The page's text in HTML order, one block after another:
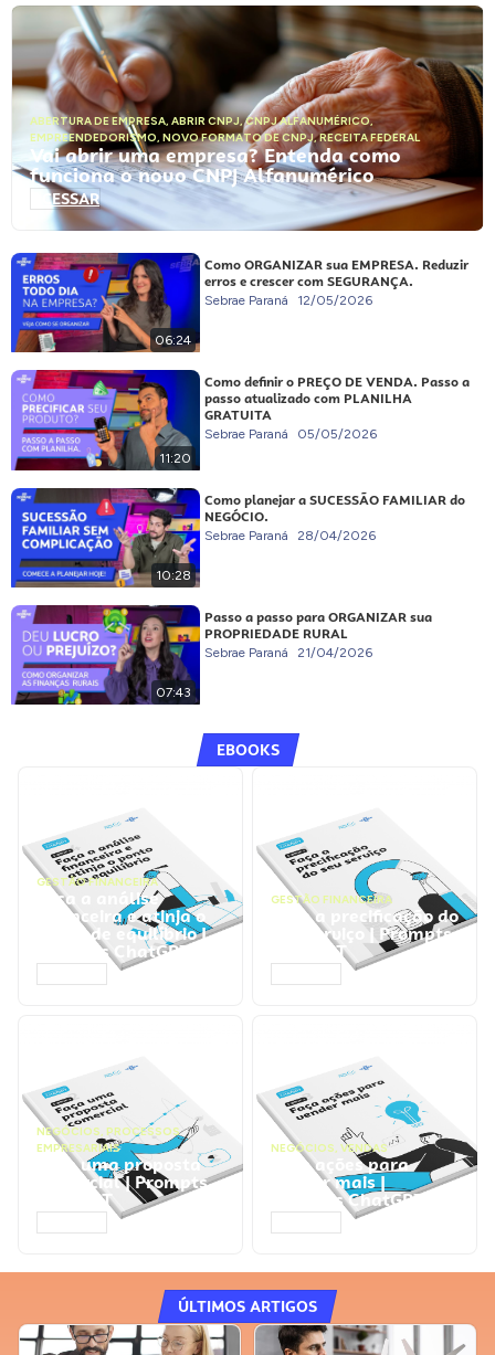
ABERTURA DE EMPRESA, ABRIR CNPJ,CNPJ ALFANUMÉRICO,
EMPREENDEDORISMO, NOVO FORMATO DE CNPJ,RECEITA FEDERAL
Vai abrir uma empresa? Entenda como
funciona o novo CNPJ Alfanumérico
ACESSAR
06:24
Como ORGANIZAR sua EMPRESA. Reduzir
erros e crescer com SEGURANÇA.
Sebrae Paraná 12/05/2026
11:20
Como definir o PREÇO DE VENDA. Passo a
passo atualizado com PLANILHA
GRATUITA
Sebrae Paraná 05/05/2026
10:28
Como planejar a SUCESSÃO FAMILIAR do
NEGÓCIO.
Sebrae Paraná 28/04/2026
07:43
Passo a passo para ORGANIZAR sua
PROPRIEDADE RURAL
Sebrae Paraná 21/04/2026
EBOOKS
GESTÃO FINANCEIRA
Faça a análise
financeira e atinja o
ponto de equilíbrio |
Prompts ChatGPT
GESTÃO FINANCEIRA
Faça a precificação do
seu serviço | Prompts
ChatGPT
NEGÓCIOS, PROCESSOS
EMPRESARIAIS
Faça uma proposta
comercial | Prompts
ChatGPT
NEGÓCIOS, VENDAS
Faça ações para
vender mais |
Prompts ChatGPT
ÚLTIMOS ARTIGOS